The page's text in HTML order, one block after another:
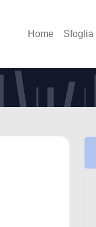
Home Sfoglia